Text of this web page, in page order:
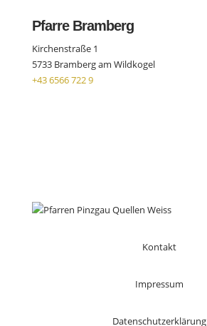
Pfarre Bramberg
Kirchenstraße 1
5733 Bramberg am Wildkogel
+43 6566 722 9
Kontakt
Impressum
Datenschutzerklärung